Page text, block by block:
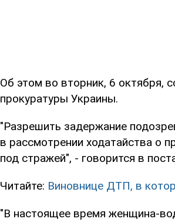
Об этом во вторник, 6 октября,
прокуратуры Украины.
"Разрешить задержание
в рассмотрении ходатайства о
под стражей", - говорится в
Читайте: Виновнице ДТП, в
"В настоящее время женщина-